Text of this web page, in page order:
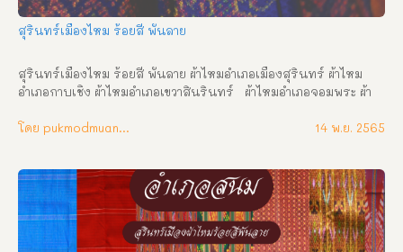
สุรินทร์เมืองไหม ร้อยสี พันลาย
สุรินทร์เมืองไหม ร้อยสี พันลาย ผ้าไหมอำเภอเมืองสุรินทร์ ผ้าไหม
อำเภอกาบเชิง ผ้าไหมอำเภอเขวาสินรินทร์   ผ้าไหมอำเภอจอมพระ ผ้า
ไหมอำเภอบัดเชด   ผ้าไหมอำเภอปราสาท ผ้าไหมอำเภอพนมดงรัก   ผ้า
อำเภอสำโรงทาบ
โดย pukmodmuangthai 14 พ.ย. 2565